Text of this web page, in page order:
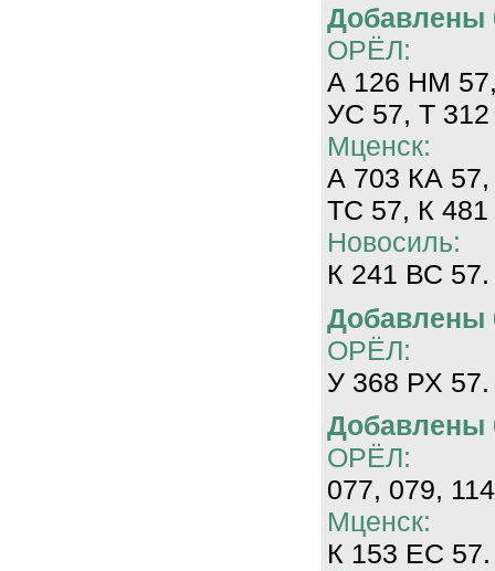
Добавлены
ОРЁЛ:
А 126 НМ
УС 57, Т
Мценск:
А 703 КА
ТС 57, К
Новосиль:
К 241 ВС 57.
Добавлены
ОРЁЛ:
У 368 РХ 57.
Добавлены
ОРЁЛ:
077, 079,
Мценск:
К 153 ЕС 57.